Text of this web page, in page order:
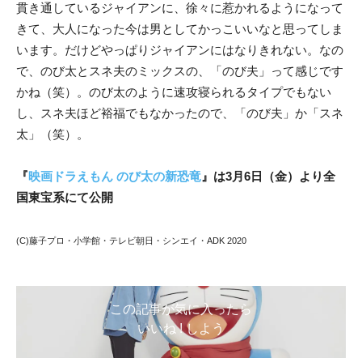
貫き通しているジャイアンに、徐々に惹かれるようになって
きて、大人になった今は男としてかっこいいなと思ってしま
います。だけどやっぱりジャイアンにはなりきれない。なの
で、のび太とスネ夫のミックスの、「のび夫」って感じです
かね（笑）。のび太のように速攻寝られるタイプでもない
し、スネ夫ほど裕福でもなかったので、「のび夫」か「スネ
太」（笑）。
『映画ドラえもん のび太の新恐竜 』は3月6日（金）より全
国東宝系にて公開
(C)藤子プロ・小学館・テレビ朝日・シンエイ・ADK 2020
この記事が気に入ったら
いいね ! しよう